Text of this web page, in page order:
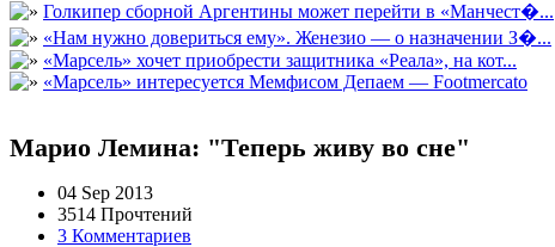
Голкипер сборной Аргентины может перейти в «Манчест�...
«Нам нужно довериться ему». Женезио — о назначении З�...
«Марсель» хочет приобрести защитника «Реала», на кот...
«Марсель» интересуется Мемфисом Депаем — Footmercato
Марио Лемина: "Теперь живу во сне"
04 Sep 2013
3514 Прочтений
3 Комментариев